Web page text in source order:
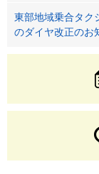
東部地域乗合タク
のダイヤ改正のお